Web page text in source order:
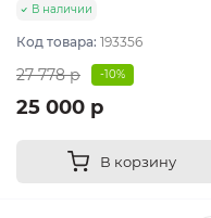
В наличии
Код товара: 193356
27 778 р -10%
25 000 р
В корзину